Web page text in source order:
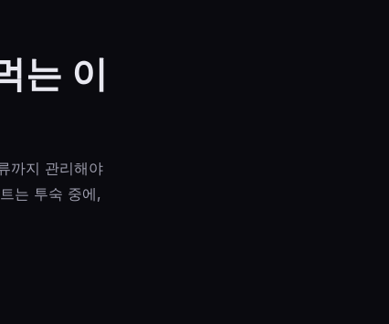
는 이
까지 관리해야
는 투숙 중에,